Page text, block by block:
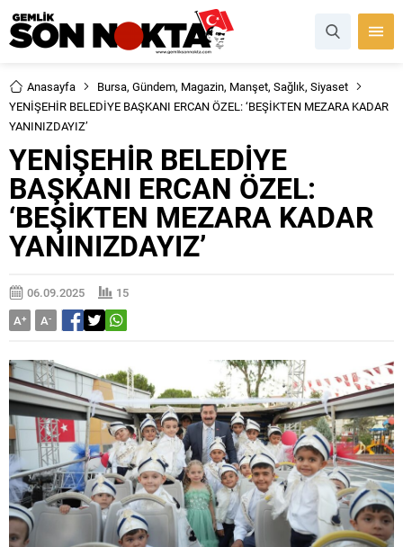
Anasayfa Bursa, Gündem, Magazin, Manşet, Sağlık, Siyaset
YENİŞEHİR BELEDİYE BAŞKANI ERCAN ÖZEL: ‘BEŞİKTEN MEZARA KADAR
YANINIZDAYIZ’
YENİŞEHİR BELEDİYE
BAŞKANI ERCAN ÖZEL:
‘BEŞİKTEN MEZARA KADAR
YANINIZDAYIZ’
06.09.2025
15
A+ A-